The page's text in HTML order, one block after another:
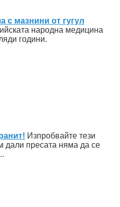
с мазнини от гугул
народна медицина
години.
Изпробвайте тези
пресата няма да се